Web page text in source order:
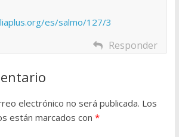
es/salmo/127/3
Responder
electrónico no será publicada. Los
están marcados con *